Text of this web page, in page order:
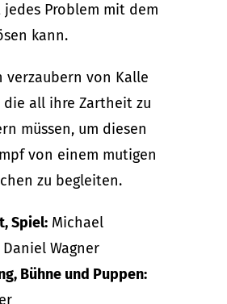
Problem mit dem
kann.
verzaubern von Kalle
die all ihre Zartheit zu
müssen, um diesen
von einem mutigen
zu begleiten.
Spiel: Michael
Daniel Wagner
Bühne und Puppen: